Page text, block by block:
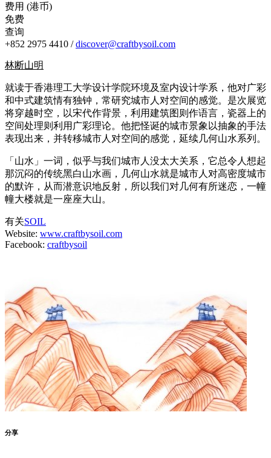
费用 (港币)
免费
查询
+852 2975 4410 /discover@craftbysoil.com
林断山明
就读于香港理工大学设计学院环境及室内设计学系，他对广彩
和中式建筑情有独钟，常研究城市人对空间的感觉。是次展览
将穿越时空，以宋代作背景，利用建筑图则作语言，瓷器上的
空间处理则利用广彩理论。他把怪诞的城市景象以抽象的手法
表现出来，并转移城市人对空间的感觉，延续几何山水系列。
「山水」一词，似乎与我们城市人没太大关系，它总令人想起
那沉闷的传统黑白山水画，几何山水就是城市人对高密度城市
的默许，从而潜意识地反射，所以我们对几何有所迷恋，一幢
幢大楼就是一座座大山。
有关SOIL
Website: www.craftbysoil.com
Facebook: craftbysoil
分享